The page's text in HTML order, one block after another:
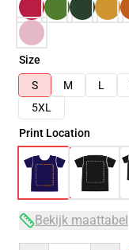
Size
S
M L
5XL
Print Location
Bekijk maattabel